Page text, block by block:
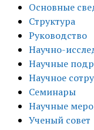
Основные
Структура
Руководство
Научно-
Научные
Научное
Семинары
Научные
Ученый совет